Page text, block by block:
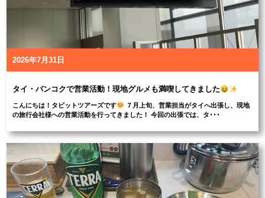
2026年7月31日
タイ・バンコクで営業活動！現地グルメも満喫してきました
こんにちは！タビットツアーズです
７月上旬、営業担当がタイへ出張し、現地
の旅行会社様への営業活動を行ってきました！ 今回の出張では、タ･･･